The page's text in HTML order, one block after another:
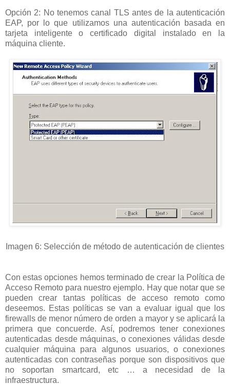
Opción 2: No tenemos canal TLS antes de la autenticación
EAP, por lo que utilizamos una autenticación basada en
tarjeta inteligente o certificado digital instalado en la
máquina cliente.
Imagen 6: Selección de método de autenticación de clientes
Con estas opciones hemos terminado de crear la Política de
Acceso Remoto para nuestro ejemplo. Hay que notar que se
pueden crear tantas políticas de acceso remoto como
deseemos. Estas políticas se van a evaluar igual que los
firewalls de menor número de orden a mayor y se aplicará la
primera que concuerde. Así, podremos tener conexiones
autenticadas desde máquinas, o conexiones válidas desde
cualquier máquina para algunos usuarios, o conexiones
autenticadas con contraseñas porque son dispositivos que
no soportan smartcard, etc … a necesidad de la
infraestructura.